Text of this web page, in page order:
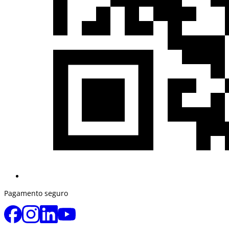
Pagamento seguro